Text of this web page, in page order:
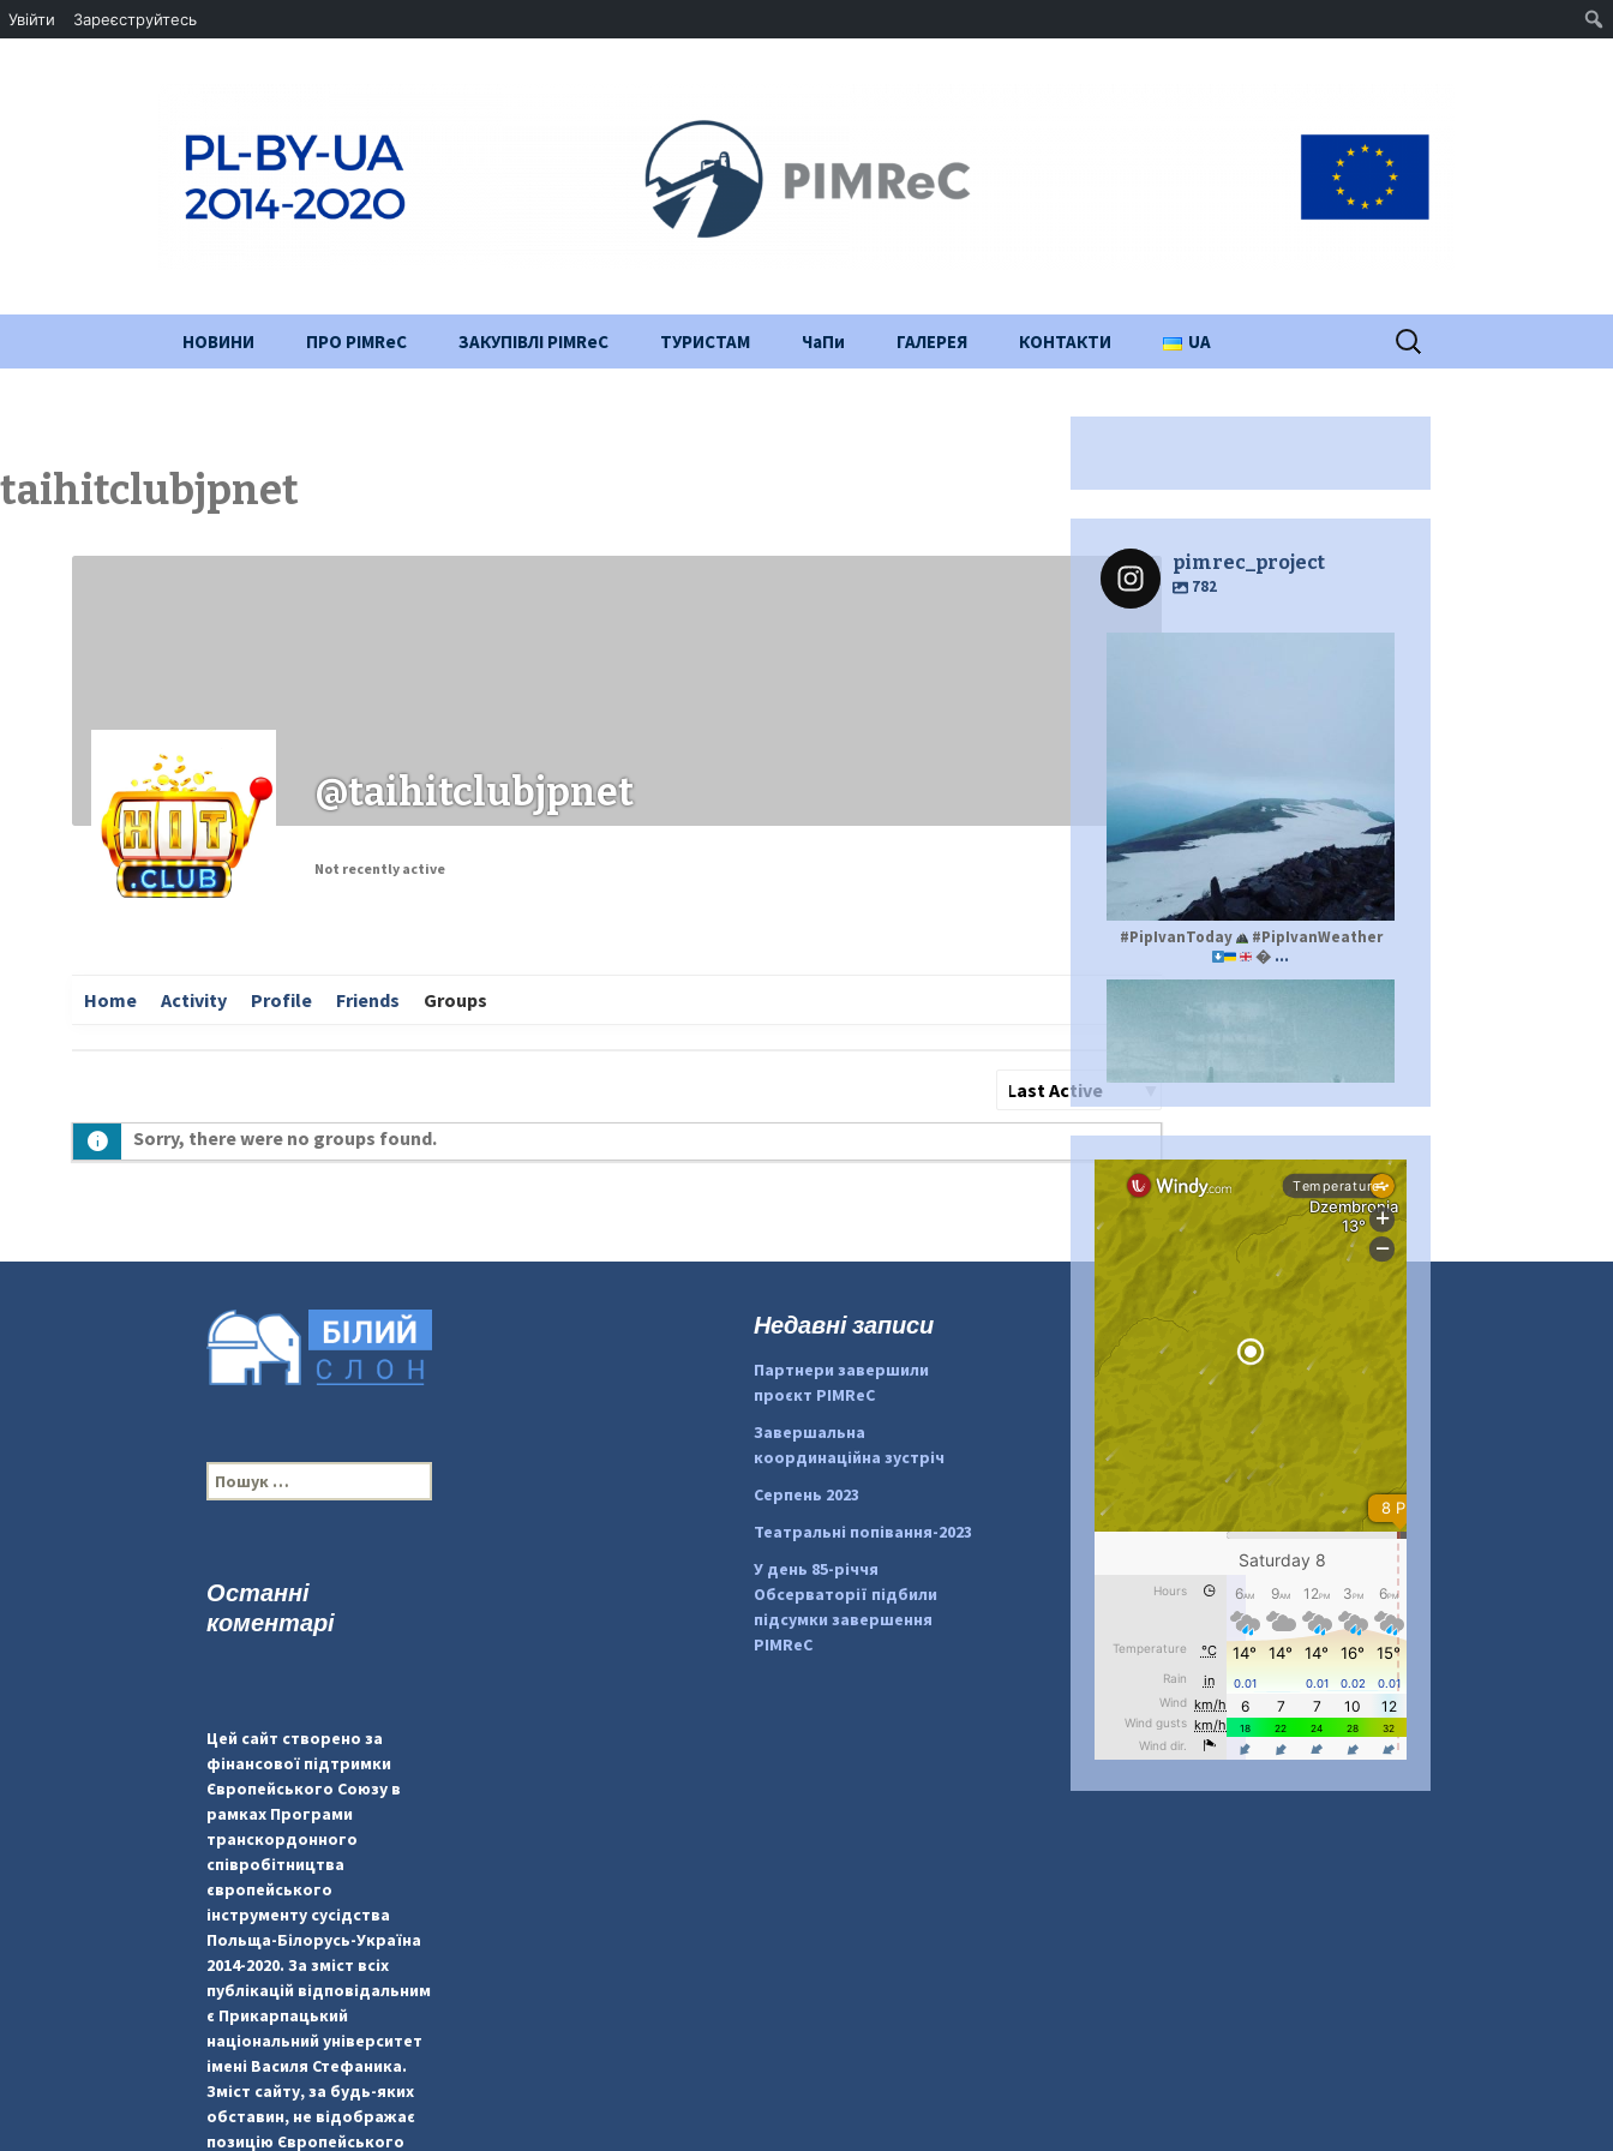
НОВИНИ ПРО PIMReC
Заходи
ЗАКУПІВЛІ PIMReC ТУРИСТАМ ЧаПи ГАЛЕРЕЯ КОНТАКТИ UA Пошук:
taihitclubjpnet
@taihitclubjpnet
Not recently active
Home Activity Profile Friends Groups
Сортувати
Sorry, there were no groups found.
pimrec_project
782
#PipIvanToday
#PipIvanWeather
 ...
#PipIvanToday
#PipIvanWeather
pimrec_project
#PipIvanWeather
 ...
pimrec_project
П
о
:
Недавні записи
Партнери завершили
проєкт PIMReC
Завершальна
координаційна зустріч
Серпень 2023
Театральні попівання-2023
У день 85-річчя
Обсерваторії підбили
підсумки завершення
PIMReC
Останні
коментарі
Цей сайт створено за
фінансової підтримки
Європейського Союзу в
рамках Програми
транскордонного
співробітництва
європейського
інструменту сусідства
Польща-Білорусь-Україна
2014-2020. За зміст всіх
публікацій відповідальним
є Прикарпацький
національний університет
імені Василя Стефаника.
Зміст сайту, за будь-яких
обставин, не відображає
позицію Європейського
Увійти Зареєструйтесь